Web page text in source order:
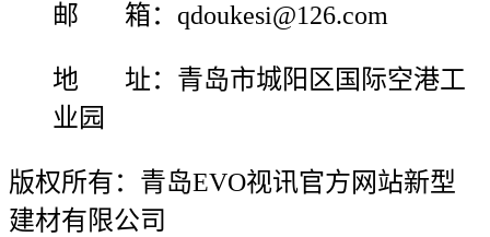
邮 箱：qdoukesi@126.com
地 址：青岛市城阳区国际空港工
业园
版权所有：青岛EVO视讯官方网站新型
建材有限公司